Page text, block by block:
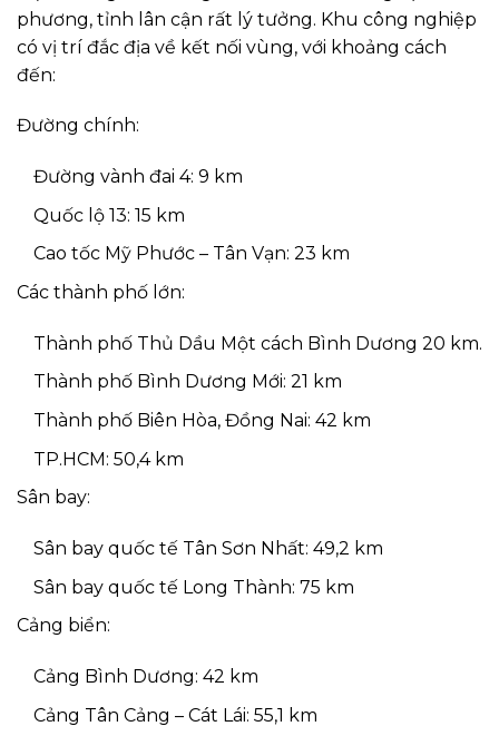
phương, tỉnh lân cận rất lý tưởng. Khu công nghiệp
có vị trí đắc địa về kết nối vùng, với khoảng cách
đến:
Đường chính:
Đường vành đai 4: 9 km
Quốc lộ 13: 15 km
Cao tốc Mỹ Phước – Tân Vạn: 23 km
Các thành phố lớn:
Thành phố Thủ Dầu Một cách Bình Dương 20 km.
Thành phố Bình Dương Mới: 21 km
Thành phố Biên Hòa, Đồng Nai: 42 km
TP.HCM: 50,4 km
Sân bay:
Sân bay quốc tế Tân Sơn Nhất: 49,2 km
Sân bay quốc tế Long Thành: 75 km
Cảng biển:
Cảng Bình Dương: 42 km
Cảng Tân Cảng – Cát Lái: 55,1 km